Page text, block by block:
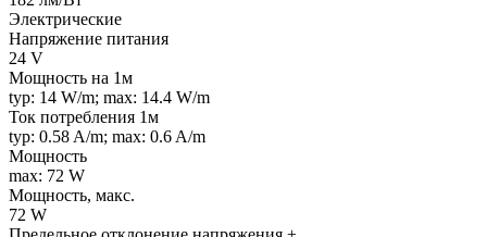
Электрические
Напряжение питания
24 V
Мощность на 1м
typ: 14 W/m; max: 14.4 W/m
Ток потребления 1м
typ: 0.58 A/m; max: 0.6 A/m
Мощность
max: 72 W
Мощность, макс.
72 W